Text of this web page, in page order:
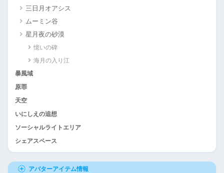
三日月オアシス
ムーミン谷
星月夜の砂漠
憶いの碑
海月の入り江
暴風域
原罪
天空
いにしえの追想
ソーシャルライトエリア
シェアスペース
アバターアイテム情報